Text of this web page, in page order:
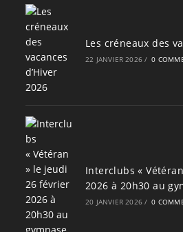
Les créneaux des
22 JANVIER 2026 / 0
Interclubs «
2026 à 20h30 au
20 JANVIER 2026 / 0